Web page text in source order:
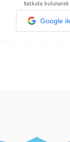
Katkıda
Google